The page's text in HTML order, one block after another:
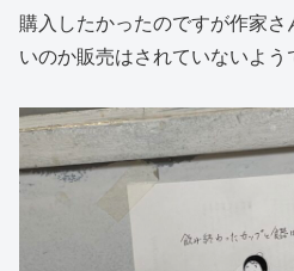
購入したかったのですが作家
いのか販売はされていないよう